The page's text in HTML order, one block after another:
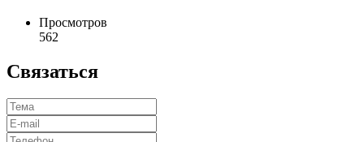
Просмотров
562
Связаться